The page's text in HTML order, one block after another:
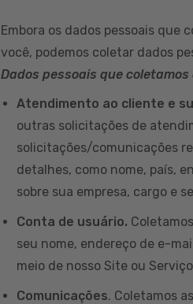
Embora os dados pessoais que
você, podemos coletar dados
Dados pessoais que
Atendimento ao cliente e
outras solicitações de
solicitações/comunicações
detalhes, como nome, país,
sobre sua empresa, cargo e
Conta de usuário.
seu nome, endereço de e-
meio de nosso Site ou
Comunicações. Coletamos